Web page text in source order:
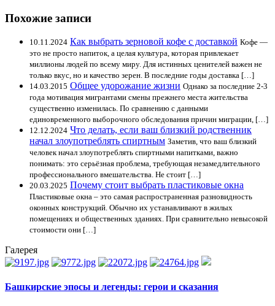
Похожие записи
10.11.2024 Как выбрать зерновой кофе с доставкой Кофе —
это не просто напиток, а целая культура, которая привлекает
миллионы людей по всему миру. Для истинных ценителей важен не
только вкус, но и качество зерен. В последние годы доставка […]
14.03.2015 Общее удорожание жизни Однако за последние 2-3
года мотивация мигрантами смены прежнего места жительства
существенно изменилась. По сравнению с данными
единовременного выборочного обследования причин миграции, […]
12.12.2024 Что делать, если ваш близкий родственник
начал злоупотреблять спиртным Заметив, что ваш близкий
человек начал злоупотреблять спиртными напитками, важно
понимать: это серьёзная проблема, требующая незамедлительного
профессионального вмешательства. Не стоит […]
20.03.2025 Почему стоит выбрать пластиковые окна
Пластиковые окна – это самая распространенная разновидность
оконных конструкций. Обычно их устанавливают в жилых
помещениях и общественных зданиях. При сравнительно невысокой
стоимости они […]
Галерея
Башкирские эпосы и легенды: герои и сказания